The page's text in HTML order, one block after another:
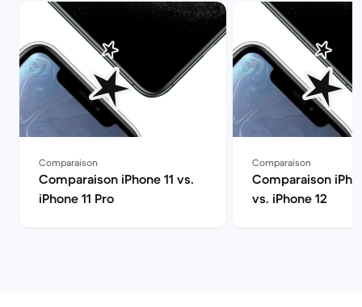
Comparaison
Comparaison iPhone 11 vs.
iPhone 11 Pro
Comparaison
Comparaison
vs. iPhone 12